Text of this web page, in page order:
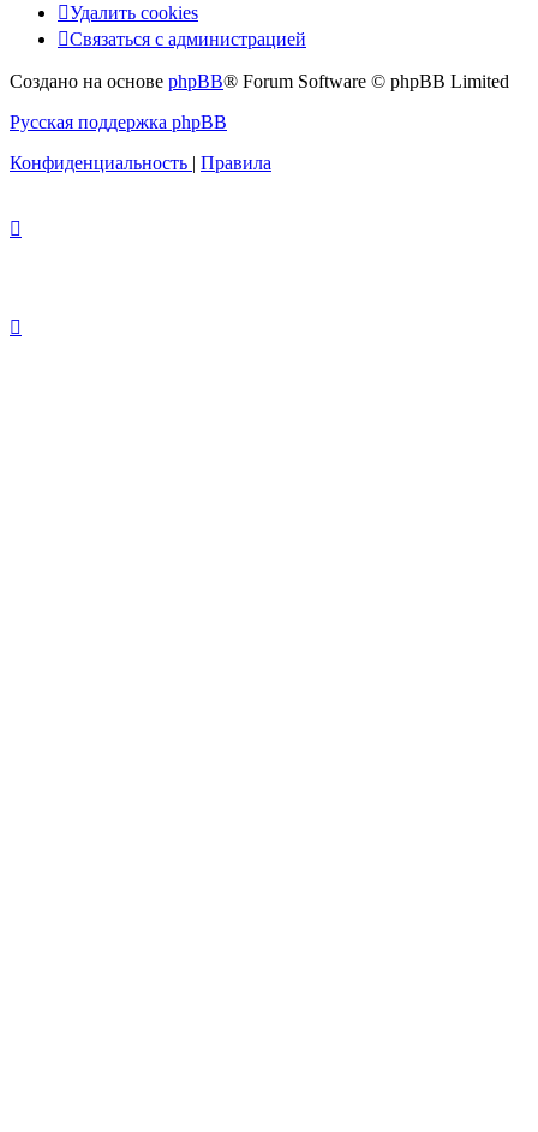
Удалить cookies
Связаться с администрацией
Создано на основе phpBB® Forum Software © phpBB Limited
Русская поддержка phpBB
Конфиденциальность
Правила